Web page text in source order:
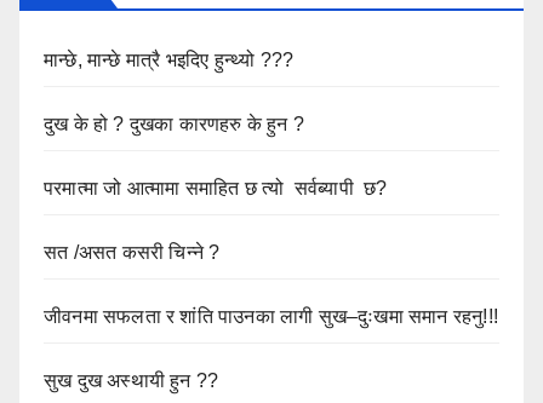
मान्छे, मान्छे मात्रै भइदिए हुन्थ्यो ???
दुख के हो ? दुखका कारणहरु के हुन ?
परमात्मा जो आत्मामा समाहित छ त्यो सर्वब्यापी छ?
सत /असत कसरी चिन्ने ?
जीवनमा सफलता र शांति पाउनका लागी सुख–दुःखमा समान रहनु!!!
सुख दुख अस्थायी हुन ??